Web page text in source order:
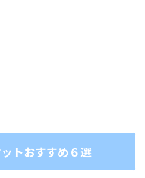
トおすすめ６選